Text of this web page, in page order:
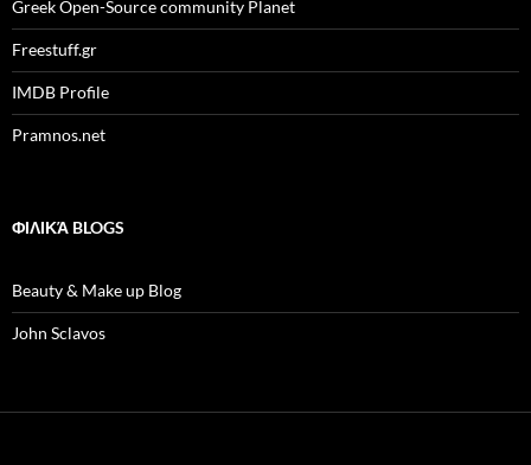
Greek Open-Source community Planet
Freestuff.gr
IMDB Profile
Pramnos.net
ΦΙΛΙΚΆ BLOGS
Beauty & Make up Blog
John Sclavos